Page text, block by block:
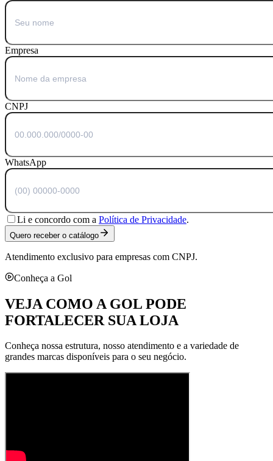
Empresa
CNPJ
WhatsApp
Li e concordo com a Política de Privacidade.
Quero receber o catálogo
Atendimento exclusivo para empresas com CNPJ.
Conheça a Gol
VEJA COMO A GOL PODE
FORTALECER SUA LOJA
Conheça nossa estrutura, nosso atendimento e a variedade de
grandes marcas disponíveis para o seu negócio.